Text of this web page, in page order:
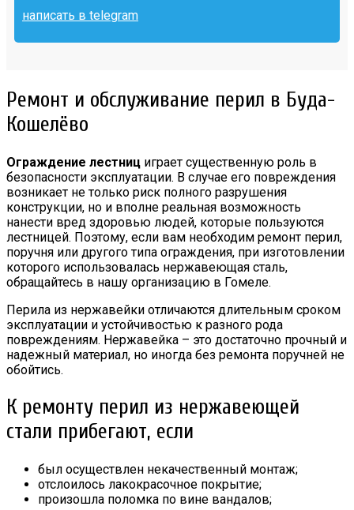
написать в telegram
Ремонт и обслуживание перил в Буда-
Кошелёво
Ограждение лестниц играет существенную роль в
безопасности эксплуатации. В случае его повреждения
возникает не только риск полного разрушения
конструкции, но и вполне реальная возможность
нанести вред здоровью людей, которые пользуются
лестницей. Поэтому, если вам необходим ремонт перил,
поручня или другого типа ограждения, при изготовлении
которого использовалась нержавеющая сталь,
обращайтесь в нашу организацию в Гомеле.
Перила из нержавейки отличаются длительным сроком
эксплуатации и устойчивостью к разного рода
повреждениям. Нержавейка – это достаточно прочный и
надежный материал, но иногда без ремонта поручней не
обойтись.
К ремонту перил из нержавеющей
стали прибегают, если
был осуществлен некачественный монтаж;
отслоилось лакокрасочное покрытие;
произошла поломка по вине вандалов;